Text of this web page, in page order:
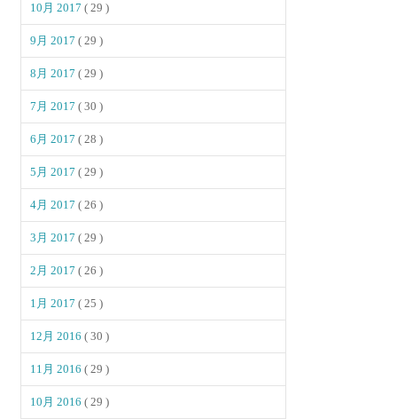
10月 2017( 29 )
9月 2017( 29 )
8月 2017( 29 )
7月 2017( 30 )
6月 2017( 28 )
5月 2017( 29 )
4月 2017( 26 )
3月 2017( 29 )
2月 2017( 26 )
1月 2017( 25 )
12月 2016( 30 )
11月 2016( 29 )
10月 2016( 29 )